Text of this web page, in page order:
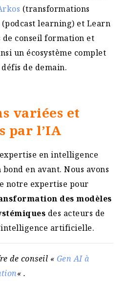
(transformations
(podcast learning) et Learn
de conseil formation et
un écosystème complet
de demain.
variées et
par l’IA
en intelligence
en avant. Nous avons
notre expertise pour
des modèles
des acteurs de
artificielle.
de conseil « Gen AI à
« .